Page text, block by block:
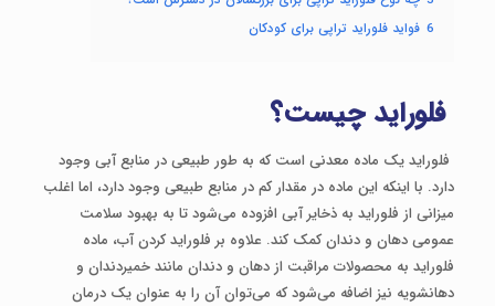
6 فواید فلوراید تراپی برای کودکان
فلوراید چیست؟
فلوراید یک ماده معدنی است که به ‌طور طبیعی در منابع آبی وجود
دارد. با اینکه این ماده در مقدار کم در منابع طبیعی وجود دارد، اما اغلب
میزانی از فلوراید به ذخایر آبی افزوده می‌شود تا به بهبود سلامت
عمومی دهان و دندان کمک کند. علاوه ‌بر فلوراید کردن آب، ماده
فلوراید به محصولات مراقبت از دهان و دندان مانند خمیردندان و
دهانشویه نیز اضافه می‌شود که می‌توان آن را به‌ عنوان یک درمان